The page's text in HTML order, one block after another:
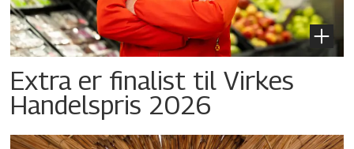
Extra er finalist til Virkes
Handelspris 2026